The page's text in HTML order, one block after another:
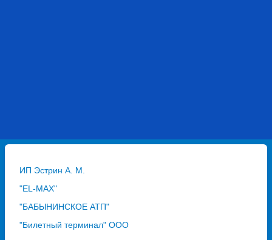
ИП Эстрин А. М.
"EL-MAX"
"БАБЫНИНСКОЕ АТП"
"Билетный терминал" ООО